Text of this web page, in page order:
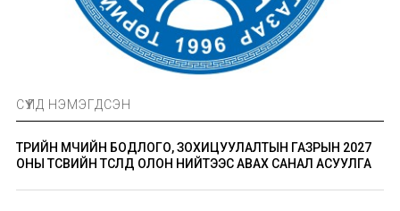
СҮҮЛД НЭМЭГДСЭН
ТӨРИЙН ӨМЧИЙН БОДЛОГО, ЗОХИЦУУЛАЛТЫН ГАЗРЫН 2027
ОНЫ ТӨСВИЙН ТӨСӨЛД ОЛОН НИЙТЭЭС АВАХ САНАЛ АСУУЛГА